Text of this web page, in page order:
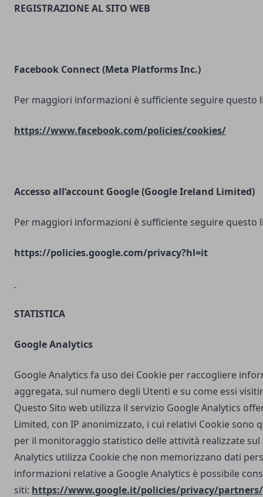
REGISTRAZIONE AL SITO WEB
Facebook Connect (Meta Platforms Inc.)
Per maggiori informazioni è sufficiente seguire questo
https://www.facebook.com/policies/cookies/
Accesso all’account Google (Google Ireland Limited)
Per maggiori informazioni è sufficiente seguire questo
https://policies.google.com/privacy?hl=it
STATISTICA
Google Analytics
Google Analytics fa uso dei Cookie per raccogliere
aggregata, sul numero degli Utenti e su come essi
Questo Sito web utilizza il servizio Google Analytics
Limited, con IP anonimizzato, i cui relativi Cookie sono
per il monitoraggio statistico delle attività realizzate sul
Analytics utilizza Cookie che non memorizzano dati
informazioni relative a Google Analytics è possibile
siti: https://www.google.it/policies/privacy/partners/